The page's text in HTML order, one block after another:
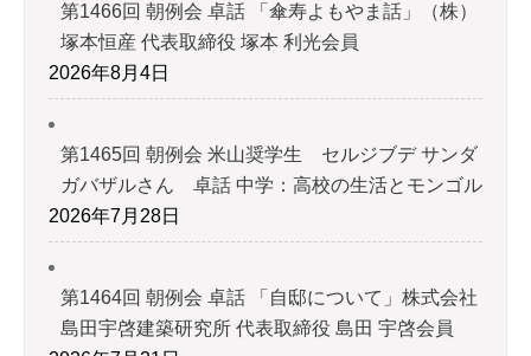
第1466回 朝例会 卓話 「傘寿よもやま話」（株）
塚本恒産 代表取締役 塚本 利光会員
2026年8月4日
第1465回 朝例会 米山奨学生 セルジブデ サンダ
ガバザルさん 卓話 中学：高校の生活とモンゴル
2026年7月28日
第1464回 朝例会 卓話 「自邸について」株式会社
島田宇啓建築研究所 代表取締役 島田 宇啓会員